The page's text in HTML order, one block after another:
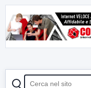
CERCA